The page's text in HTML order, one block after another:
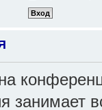
занимает